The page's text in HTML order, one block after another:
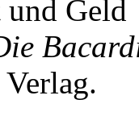
Geld